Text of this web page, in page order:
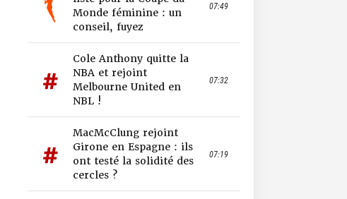
Monde féminine : un
conseil, fuyez
07:49
Cole Anthony quitte la
NBA et rejoint
Melbourne United en
NBL !
07:32
MacMcClung rejoint
Girone en Espagne : ils
ont testé la solidité des
cercles ?
07:19